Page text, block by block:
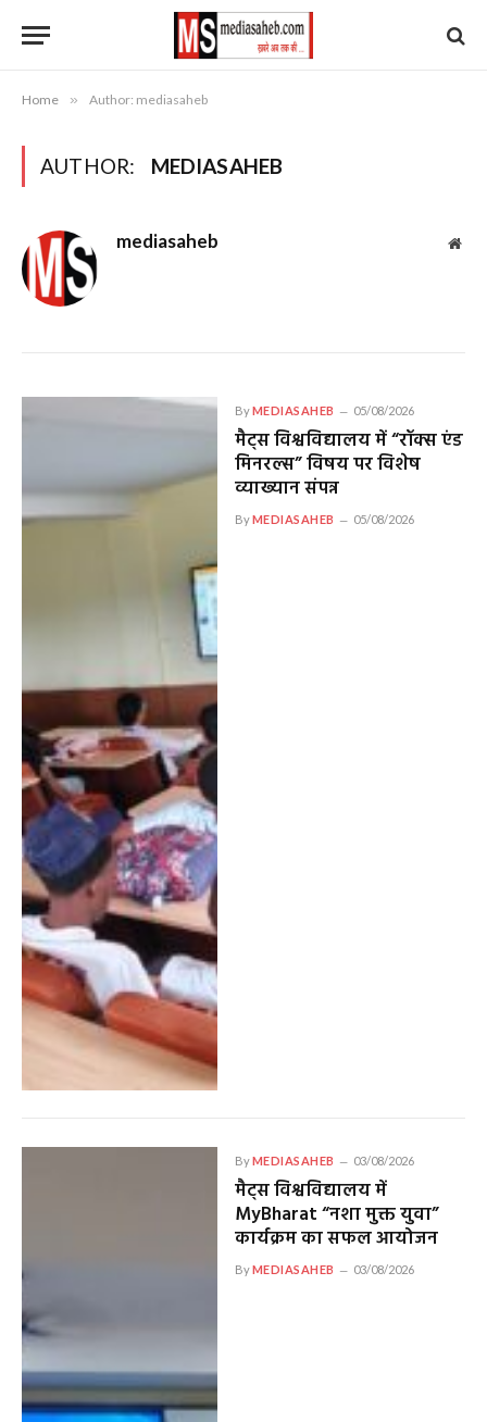
Home » Author: mediasaheb
AUTHOR: MEDIASAHEB
mediasaheb
ByMEDIASAHEB 05/08/2026
मैट्स विश्वविद्यालय में “रॉक्स एंड
मिनरल्स” विषय पर विशेष
व्याख्यान संपन्न
ByMEDIASAHEB 05/08/2026
ByMEDIASAHEB 03/08/2026
मैट्स विश्वविद्यालय में
MyBharat “नशा मुक्त युवा”
कार्यक्रम का सफल आयोजन
ByMEDIASAHEB 03/08/2026